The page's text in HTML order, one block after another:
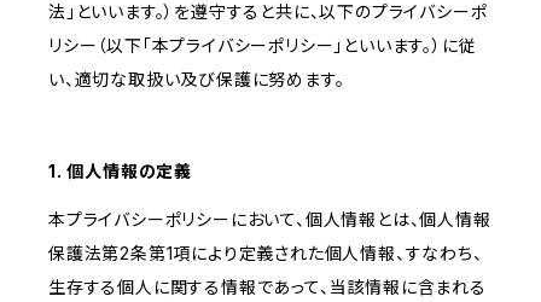
法」といいます。）を遵守すると共に、以下のプライバシーポ
リシー（以下「本プライバシーポリシー」といいます。）に従
い、適切な取扱い及び保護に努めます。
1. 個人情報の定義
本プライバシーポリシーにおいて、個人情報とは、個人情報
保護法第2条第1項により定義された個人情報、すなわち、
生存する個人に関する情報であって、当該情報に含まれる